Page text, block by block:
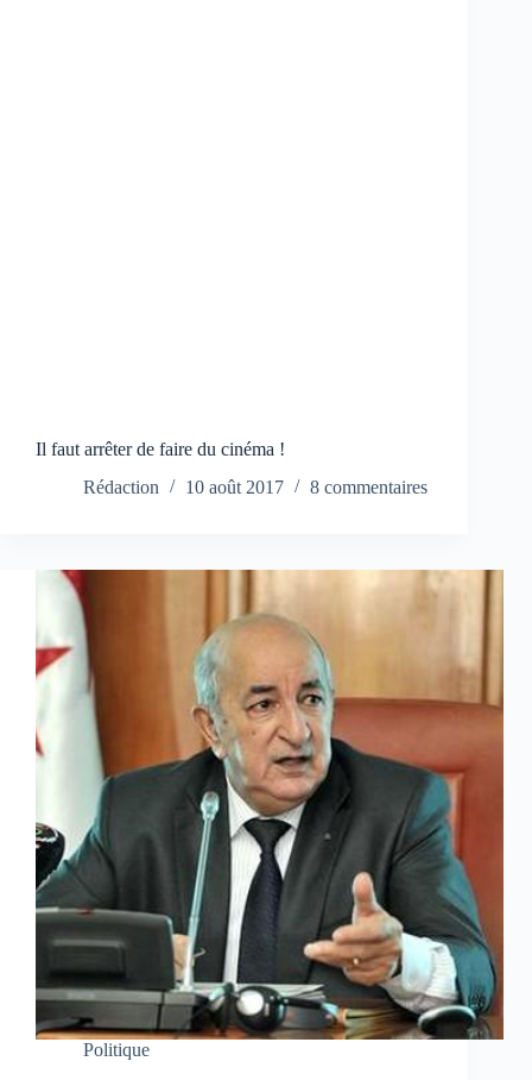
Il faut arrêter de faire du cinéma !
Rédaction
10 août 2017 8 commentaires
Politique